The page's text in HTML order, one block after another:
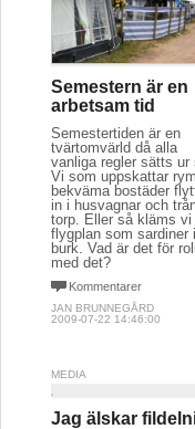
Semestern är en
arbetsam tid
Semestertiden är en
tvärtomvärld då alla
vanliga regler sätts ur
Vi som uppskattar
bekväma bostäder
in i husvagnar och
torp. Eller så kläms vi
flygplan som sardiner
burk. Vad är det för
med det?
Kommentarer
JAN BRUNNEGÅRD
2009-07-22 14:46:00
MEDIA
Jag älskar